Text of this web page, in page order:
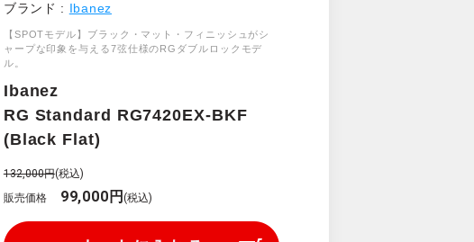
ブランド : Ibanez
【SPOTモデル】ブラック・マット・フィニッシュがシ
ャープな印象を与える7弦仕様のRGダブルロックモデ
ル。
Ibanez
RG Standard RG7420EX-BKF
(Black Flat)
132,000円(税込)
販売価格
99,000円(税込)